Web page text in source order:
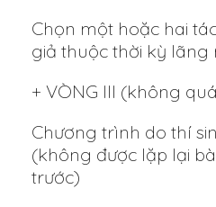
Chọn một hoặc hai
giả thuộc thời kỳ lãng
+ VÒNG III (không
Chương trình do thí
(không được lặp lại
trước)